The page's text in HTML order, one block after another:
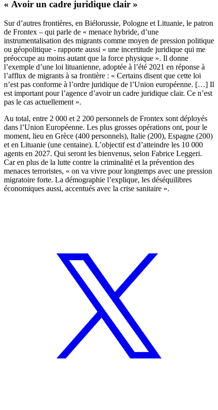
« Avoir un cadre juridique clair »
Sur d’autres frontières, en Biélorussie, Pologne et Lituanie, le patron
de Frontex – qui parle de « menace hybride, d’une
instrumentalisation des migrants comme moyen de pression politique
ou géopolitique - rapporte aussi « une incertitude juridique qui me
préoccupe au moins autant que la force physique ». Il donne
l’exemple d’une loi lituanienne, adoptée à l’été 2021 en réponse à
l’afflux de migrants à sa frontière : « Certains disent que cette loi
n’est pas conforme à l’ordre juridique de l’Union européenne. […] Il
est important pour l’agence d’avoir un cadre juridique clair. Ce n’est
pas le cas actuellement ».
Au total, entre 2 000 et 2 200 personnels de Frontex sont déployés
dans l’Union Européenne. Les plus grosses opérations ont, pour le
moment, lieu en Grèce (400 personnels), Italie (200), Espagne (200)
et en Lituanie (une centaine). L’objectif est d’atteindre les 10 000
agents en 2027. Qui seront les bienvenus, selon Fabrice Leggeri.
Car en plus de la lutte contre la criminalité et la prévention des
menaces terroristes, « on va vivre pour longtemps avec une pression
migratoire forte. La démographie l’explique, les déséquilibres
économiques aussi, accentués avec la crise sanitaire ».